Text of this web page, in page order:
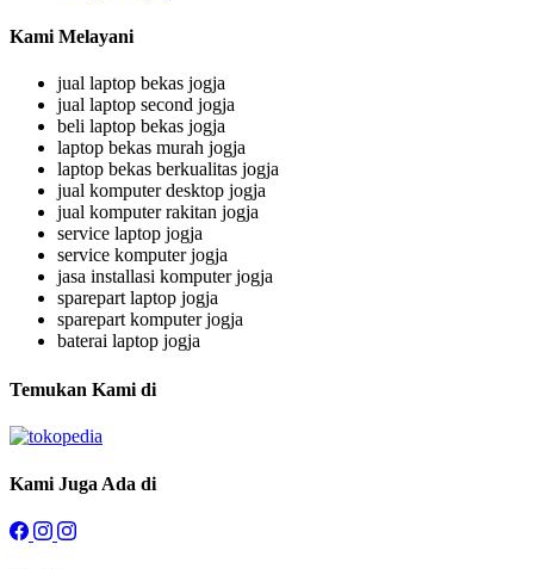
Kami Melayani
jual laptop bekas jogja
jual laptop second jogja
beli laptop bekas jogja
laptop bekas murah jogja
laptop bekas berkualitas jogja
jual komputer desktop jogja
jual komputer rakitan jogja
service laptop jogja
service komputer jogja
jasa installasi komputer jogja
sparepart laptop jogja
sparepart komputer jogja
baterai laptop jogja
Temukan Kami di
Kami Juga Ada di